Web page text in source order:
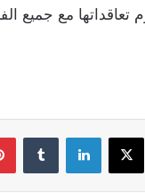
مع جميع
‫X لينكدإن